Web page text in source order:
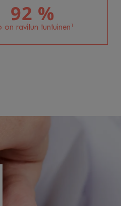
92 %
on ravitun tuntuinen¹